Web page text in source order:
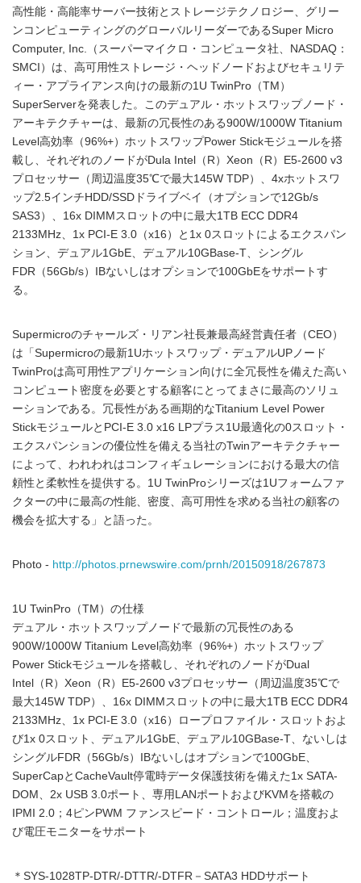
高性能・高能率サーバー技術とストレージテクノロジー、グリー
ンコンピューティングのグローバルリーダーであるSuper Micro
Computer, Inc.（スーパーマイクロ・コンピュータ社、NASDAQ：
SMCI）は、高可用性ストレージ・ヘッドノードおよびセキュリテ
ィー・アプライアンス向けの最新の1U TwinPro（TM）
SuperServerを発表した。このデュアル・ホットスワップノード・
アーキテクチャーは、最新の冗長性のある900W/1000W Titanium
Level高効率（96%+）ホットスワップPower Stickモジュールを搭
載し、それぞれのノードがDula Intel（R）Xeon（R）E5-2600 v3
プロセッサー（周辺温度35℃で最大145W TDP）、4xホットスワ
ップ2.5インチHDD/SSDドライブベイ（オプションで12Gb/s
SAS3）、16x DIMMスロットの中に最大1TB ECC DDR4
2133MHz、1x PCI-E 3.0（x16）と1x 0スロットによるエクスパン
ション、デュアル1GbE、デュアル10GBase-T、シングル
FDR（56Gb/s）IBないしはオプションで100GbEをサポートす
る。
Supermicroのチャールズ・リアン社長兼最高経営責任者（CEO）
は「Supermicroの最新1Uホットスワップ・デュアルUPノード
TwinProは高可用性アプリケーション向けに全冗長性を備えた高い
コンピュート密度を必要とする顧客にとってまさに最高のソリュ
ーションである。冗長性がある画期的なTitanium Level Power
StickモジュールとPCI-E 3.0 x16 LPプラス1U最適化の0スロット・
エクスパンションの優位性を備える当社のTwinアーキテクチャー
によって、われわれはコンフィギュレーションにおける最大の信
頼性と柔軟性を提供する。1U TwinProシリーズは1Uフォームファ
クターの中に最高の性能、密度、高可用性を求める当社の顧客の
機会を拡大する」と語った。
Photo - http://photos.prnewswire.com/prnh/20150918/267873
1U TwinPro（TM）の仕様
デュアル・ホットスワップノードで最新の冗長性のある
900W/1000W Titanium Level高効率（96%+）ホットスワップ
Power Stickモジュールを搭載し、それぞれのノードがDual
Intel（R）Xeon（R）E5-2600 v3プロセッサー（周辺温度35℃で
最大145W TDP）、16x DIMMスロットの中に最大1TB ECC DDR4
2133MHz、1x PCI-E 3.0（x16）ロープロファイル・スロットおよ
び1x 0スロット、デュアル1GbE、デュアル10GBase-T、ないしは
シングルFDR（56Gb/s）IBないしはオプションで100GbE、
SuperCapとCacheVault停電時データ保護技術を備えた1x SATA-
DOM、2x USB 3.0ポート、専用LANポートおよびKVMを搭載の
IPMI 2.0；4ピンPWM ファンスピード・コントロール；温度およ
び電圧モニターをサポート
＊SYS-1028TP-DTR/-DTTR/-DTFR－SATA3 HDDサポート